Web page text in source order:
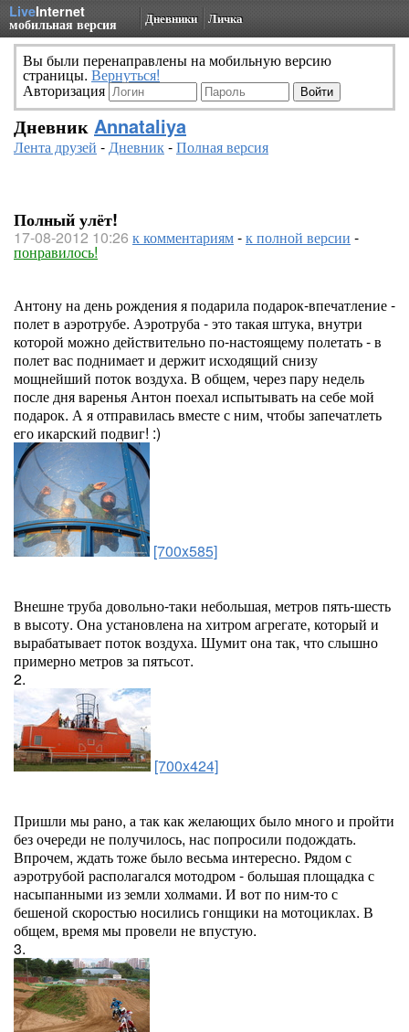
LiveInternet
мобильная версия Дневники Личка
Вы были перенаправлены на мобильную версию
страницы. Вернуться!
Авторизация
Дневник Annataliya
Лента друзей -Дневник-Полная версия
Полный улёт!
17-08-2012 10:26 к комментариям-к полной версии -
понравилось!
Антону на день рождения я подарила подарок-впечатление -
полет в аэротрубе. Аэротруба - это такая штука, внутри
которой можно действительно по-настоящему полетать - в
полет вас поднимает и держит исходящий снизу
мощнейший поток воздуха. В общем, через пару недель
после дня варенья Антон поехал испытывать на себе мой
подарок. А я отправилась вместе с ним, чтобы запечатлеть
его икарский подвиг! :)
[700x585]
Внешне труба довольно-таки небольшая, метров пять-шесть
в высоту. Она установлена на хитром агрегате, который и
вырабатывает поток воздуха. Шумит она так, что слышно
примерно метров за пятьсот.
2.
[700x424]
Пришли мы рано, а так как желающих было много и пройти
без очереди не получилось, нас попросили подождать.
Впрочем, ждать тоже было весьма интересно. Рядом с
аэротрубой располагался мотодром - большая площадка с
насыпанными из земли холмами. И вот по ним-то с
бешеной скоростью носились гонщики на мотоциклах. В
общем, время мы провели не впустую.
3.